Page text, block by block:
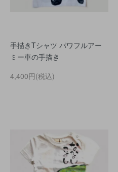
手描きTシャツ パワフルアー
ミー車の手描き
4,400円(税込)